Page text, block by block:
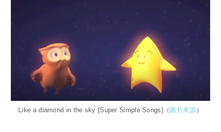
Like a diamond in the sky (Super Simple Songs)（ 圖片來源 ）